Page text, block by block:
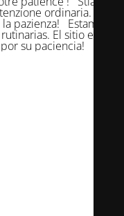
ordinaria. Il sito
pazienza! Estamos
El sitio estará
su paciencia!